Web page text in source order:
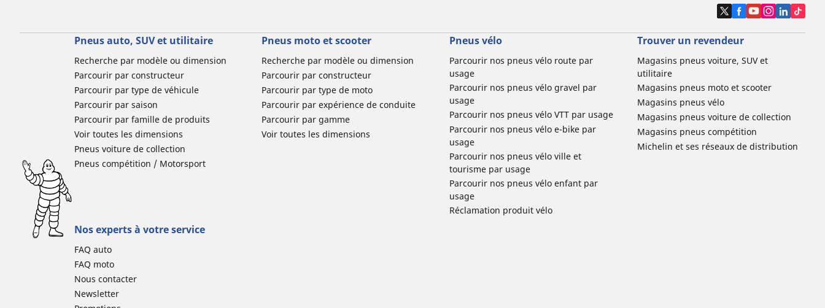
Pneus auto, SUV et utilitaire
Recherche par modèle ou dimension
Parcourir par constructeur
Parcourir par type de véhicule
Parcourir par saison
Parcourir par famille de produits
Voir toutes les dimensions
Pneus voiture de collection
Pneus compétition / Motorsport
Pneus moto et scooter
Recherche par modèle ou dimension
Parcourir par constructeur
Parcourir par type de moto
Parcourir par expérience de conduite
Parcourir par gamme
Voir toutes les dimensions
Pneus vélo
Parcourir nos pneus vélo route par
usage
Parcourir nos pneus vélo gravel par
usage
Parcourir nos pneus vélo VTT par usage
Parcourir nos pneus vélo e-bike par
usage
Parcourir nos pneus vélo ville et
tourisme par usage
Parcourir nos pneus vélo enfant par
usage
Réclamation produit vélo
Trouver un revendeur
Magasins pneus voiture, SUV et
utilitaire
Magasins pneus moto et scooter
Magasins pneus vélo
Magasins pneus voiture de collection
Magasins pneus compétition
Michelin et ses réseaux de distribution
Nos experts à votre service
FAQ auto
FAQ moto
Nous contacter
Newsletter